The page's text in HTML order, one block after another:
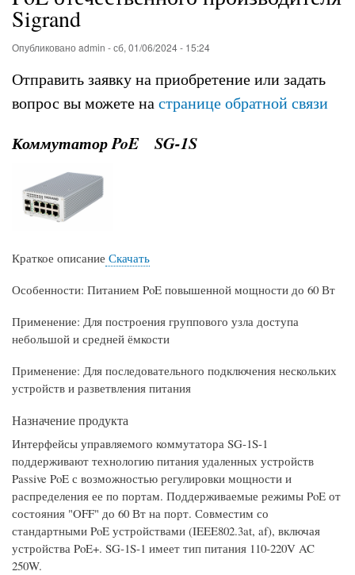
Sigrand
Опубликовано admin -сб, 01/06/2024 - 15:24
Отправить заявку на приобретение или задать
вопрос вы можете настранице обратной связи
Коммутатор PoE SG-1S
Краткое описание Скачать
Особенности: Питанием PoE повышенной мощности до 60 Вт
Применение: Для построения группового узла доступа
небольшой и средней ёмкости
Применение: Для последовательного подключения нескольких
устройств и разветвления питания
Назначение продукта
Интерфейсы управляемого коммутатора SG-1S-1
поддерживают технологию питания удаленных устройств
Passive PoE с возможностью регулировки мощности и
распределения ее по портам. Поддерживаемые режимы PoE от
состояния "OFF" до 60 Вт на порт. Совместим со
стандартными PoE устройствами (IEEE802.3at, af), включая
устройства PoE+. SG-1S-1 имеет тип питания 110-220V AC
250W.